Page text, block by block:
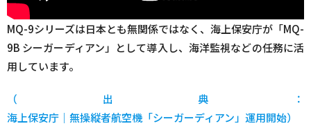
MQ-9シリーズは日本とも無関係ではなく、海上保安庁が「MQ-
9B シーガーディアン」として導入し、海洋監視などの任務に活
用しています。
（出典：
海上保安庁｜無操縦者航空機「シーガーディアン」運用開始）